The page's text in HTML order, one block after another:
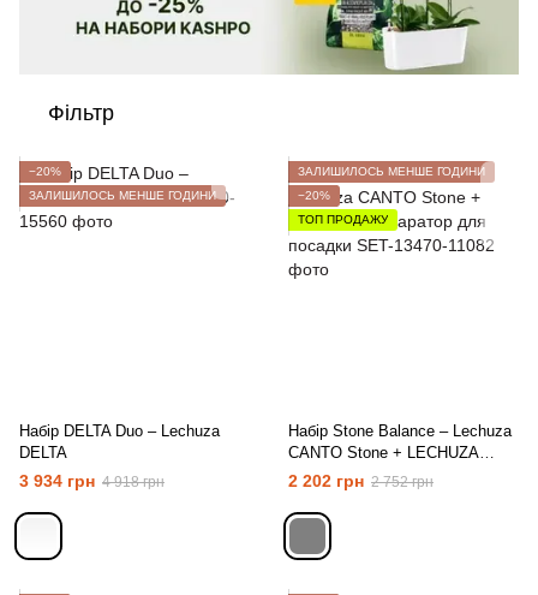
Фільтр
−20%
ЗАЛИШИЛОСЬ МЕНШЕ ГОДИНИ
Набір DELTA Duo – Lechuza
DELTA
3 934 грн 4 918 грн
ЗАЛИШИЛОСЬ МЕНШЕ ГОДИНИ
−20%
ТОП ПРОДАЖУ
Набір Stone Balance – Lechuza
CANTO Stone + LECHUZA
сепаратор для посадки
2 202 грн 2 752 грн